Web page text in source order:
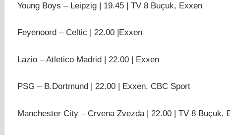
Young Boys – Leipzig | 19.45 | TV 8 Buçuk, Exxen
Feyenoord – Celtic | 22.00 |Exxen
Lazio – Atletico Madrid | 22.00 | Exxen
PSG – B.Dortmund | 22.00 | Exxen, CBC Sport
Manchester City – Crvena Zvezda | 22.00 | TV 8 Buçuk,